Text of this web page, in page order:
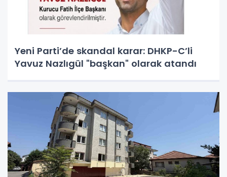
Yeni Parti’de skandal karar: DHKP-C’li
Yavuz Nazlıgül "başkan" olarak atandı